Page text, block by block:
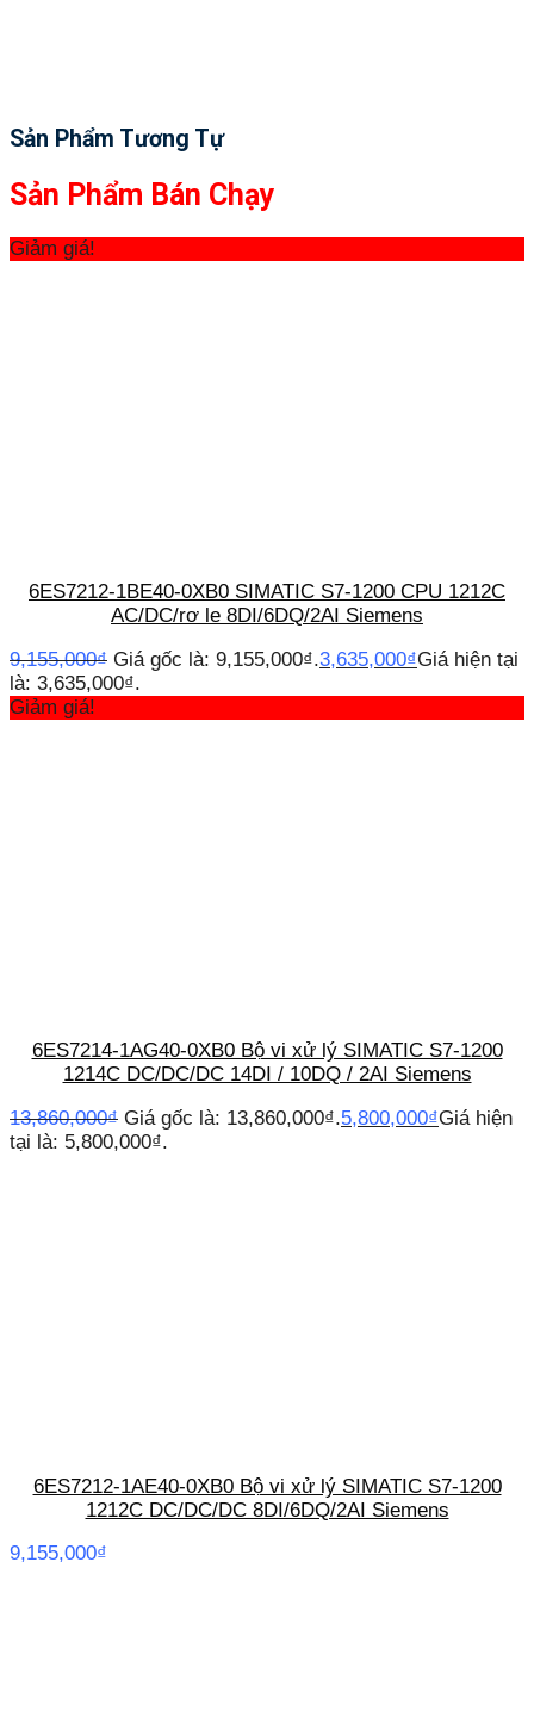
Sản Phẩm Tương Tự
Sản Phẩm Bán Chạy
Giảm giá!
6ES7212-1BE40-0XB0 SIMATIC S7-1200 CPU 1212C
AC/DC/rơ le 8DI/6DQ/2AI Siemens
9,155,000₫ Giá gốc là: 9,155,000₫.3,635,000₫Giá hiện tại
là: 3,635,000₫.
Giảm giá!
6ES7214-1AG40-0XB0 Bộ vi xử lý SIMATIC S7-1200
1214C DC/DC/DC 14DI / 10DQ / 2AI Siemens
13,860,000₫ Giá gốc là: 13,860,000₫.5,800,000₫Giá hiện
tại là: 5,800,000₫.
6ES7212-1AE40-0XB0 Bộ vi xử lý SIMATIC S7-1200
1212C DC/DC/DC 8DI/6DQ/2AI Siemens
9,155,000₫